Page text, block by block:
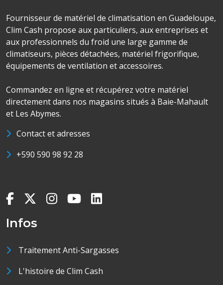
Fournisseur de matériel de climatisation en Guadeloupe,
Clim Cash propose aux particuliers, aux entreprises et
aux professionnels du froid une large gamme de
climatiseurs, pièces détachées, matériel frigorifique,
équipements de ventilation et accessoires.
Commandez en ligne et récupérez votre matériel
directement dans nos magasins situés à Baie-Mahault
et Les Abymes.
Contact et adresses
+590 590 98 92 28
Infos
Traitement Anti-Sargasses
L'histoire de Clim Cash